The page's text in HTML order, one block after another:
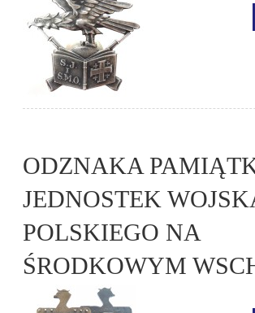
ODZNAKA
JEDNOSTEK
POLSKIEGO NA
ŚRODKOWYM